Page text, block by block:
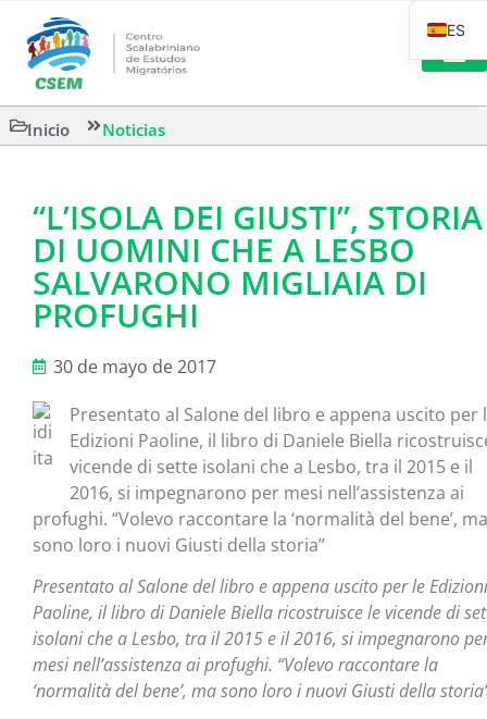
Inicio Noticias
“L’ISOLA DEI GIUSTI”, STORIA
DI UOMINI CHE A LESBO
SALVARONO MIGLIAIA DI
PROFUGHI
30 de mayo de 2017
Presentato al Salone del libro e appena uscito per
Edizioni Paoline, il libro di Daniele Biella
vicende di sette isolani che a Lesbo, tra il 2015 e il
2016, si impegnarono per mesi nell’assistenza ai
profughi. “Volevo raccontare la ‘normalità del bene’, ma
sono loro i nuovi Giusti della storia”
Presentato al Salone del libro e appena uscito per le Edizioni
Paoline, il libro di Daniele Biella ricostruisce le vicende di
isolani che a Lesbo, tra il 2015 e il 2016, si impegnarono
mesi nell’assistenza ai profughi. “Volevo raccontare la
‘normalità del bene’, ma sono loro i nuovi Giusti della
ES
EN